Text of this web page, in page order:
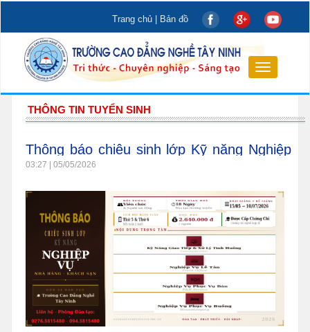
Trang chủ Bản đồ
Toggle
navigation
THÔNG TIN TUYỂN SINH
Thông báo chiêu sinh lớp Kỹ năng Nghiệp
vụ Nhà hàng - Khách sạn
03:27 | 05/05/2026